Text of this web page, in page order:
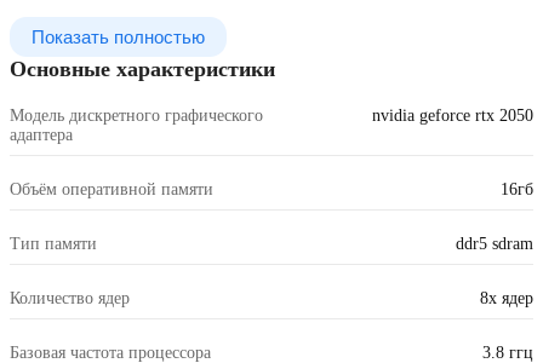
Показать полностью
Основные характеристики
Модель дискретного графического
адаптера
nvidia geforce rtx 2050
Объём оперативной памяти 16гб
Тип памяти ddr5 sdram
Количество ядер 8x ядер
Базовая частота процессора 3.8 ггц